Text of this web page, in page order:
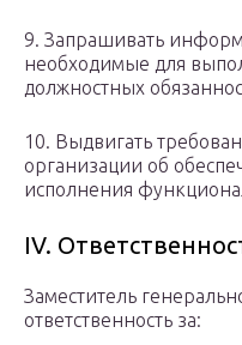
9. Запрашивать
необходимые для
должностных
10. Выдвигать
организации об
исполнения
ІV.
Заместитель
ответственность за: